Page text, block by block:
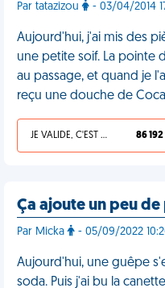
Par tatazizou - 03/04/2014
Aujourd'hui, j'ai mis des
une petite soif. La pointe
au passage, et quand je
reçu une douche de
JE VALIDE, C'EST UNE VDM 86 192
Ça ajoute un peu
Par Micka - 05/09/2022
Aujourd'hui, une guêpe
soda. Puis j'ai bu la